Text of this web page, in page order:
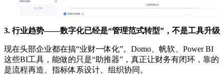
3. 行业趋势——数字化已经是“管理范式转型”，不是工具升级
现在头部企业都在搞“业财一体化”。Domo、帆软、Power BI
这些BI工具，能做的只是“助推器”，真正让财务有闭环，靠的
是流程再造、指标体系设计、组织协同。